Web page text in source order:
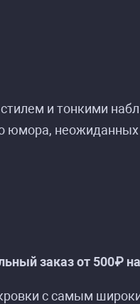
и тонкими
юмора, неожиданных
заказ от 500₽
с самым